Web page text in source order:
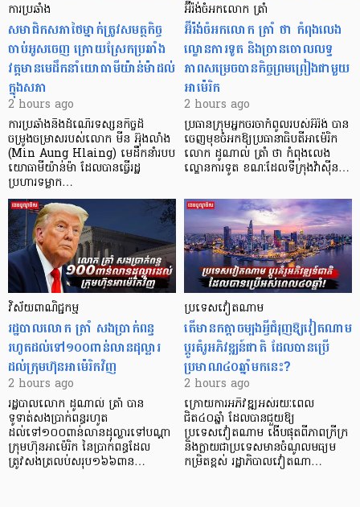
ការប្រឆាំង
សមាជិកសភាថៃម្នាក់ត្រូវសមត្ថកិច្ច
ចាប់អូសចេញ ក្រោយស្រែកប្រឆាំង
វត្តមានមេដឹកនាំយោធាមីយ៉ាន់ម៉ាដល់
ក្នុងសភា
2 hours ago
ការប្រឆាំងនឹងដំណើរទស្សនកិច្ចដ៏
ចម្រូងចម្រាសរបស់លោក មីន អ៊ុងលាំង
(Min Aung Hlaing) មេដឹកនាំរបប
យោធាមីយ៉ាន់ម៉ា ដែលបានធ្វើរដ្ឋ
ប្រហារទម្លាក…
អ៊ីរ៉ង់ចំអកលោក ត្រាំ
អ៊ីរ៉ង់ចំអកលោក ត្រាំ ថា កំពុងលេង
ល្ខោនការទូត និងច្រានចោលលទ្ធ
ភាពសម្រេចបានកិច្ចព្រមព្រៀងជាមួយ
អាម៉េរិក
2 hours ago
ប្រធានក្រុមអ្នកចរចាកំពូលរបស់អ៊ីរ៉ង់ បាន
ចេញមុខចំអកឱ្យប្រធានាធិបតីអាម៉េរិក
លោក ដូណាល់ ត្រាំ ថា កំពុងលេង
ល្ខោនការទូត ខណៈដែលទីក្រុងវ៉ាស៊ីន…
វិស័យ​ពាណិជ្ជកម្ម
រដ្ឋបាលលោក ត្រាំ សងប្រាក់ពន្ធ
រហូតដល់ទៅ១០០ពាន់លានដុល្លារ
ដល់ក្រុមហ៊ុនអាម៉េរិកវិញ
2 hours ago
រដ្ឋបាលលោក ដូណាល់ ត្រាំ បាន​
ទូទាត់សងប្រាក់ពន្ធរហូត
ដល់ទៅ១០០ពាន់លានដុល្លារទៅបណ្ដា
ក្រុមហ៊ុនអាម៉េរិក នៃប្រាក់ពន្ធដែល
ត្រូវសងត្រលប់សរុប១៦៦ពាន…
ប្រទេសវៀតណាម
តើមានកត្តាចម្បងអ្វីជំរុញឱ្យវៀតណាម
ប្តូរគំរូអភិវឌ្ឍន៍ជាតិ ដែលបានប្រើ
ប្រមាណ៤០ឆ្នាំមកនេះ?
2 hours ago
ក្រោយការអភិវឌ្ឍអស់រយៈពេល
ជិត៤០ឆ្នាំ ដែលបានជួយឱ្យ​
ប្រទេសវៀតណាម ងើប​ផុតពីភាពក្រីក្រ
និងក្លាយជាប្រទេសមានចំណូលមធ្យម
កម្រិតខ្ពស់ រដ្ឋាភិបាលវៀតណា…